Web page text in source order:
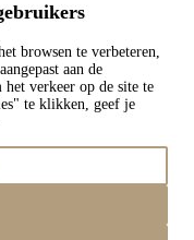
browsen te verbeteren,
aan de
verkeer op de site te
te klikken, geef je